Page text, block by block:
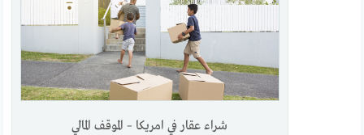
شراء عقار في امريكا – الموقف المالي